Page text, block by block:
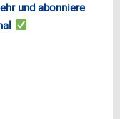
und abonniere